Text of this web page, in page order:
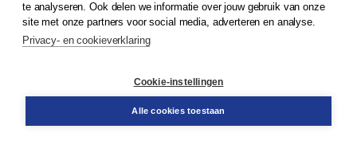
Klantenservice
Service & informatie
Contact
te analyseren. Ook delen we informatie over jouw gebruik van onze
site met onze partners voor social media, adverteren en analyse.
Privacy- en cookieverklaring
Cookie-instellingen
Alle cookies toestaan